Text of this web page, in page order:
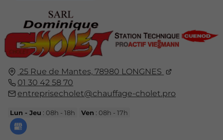
25 Rue de Mantes, 78980 LONGNES
01 30 42 58 70
entreprisecholet@chauffage-cholet.pro
Lun - Jeu : 08h - 18h Ven : 08h - 17h